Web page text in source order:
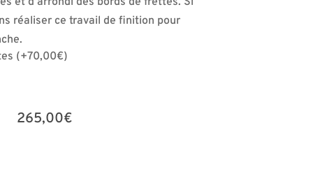
réaliser ce travail de finition pour
(+70,00€)
265,00€